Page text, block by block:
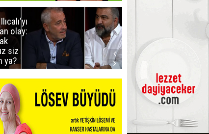
olay:
siz
ya?
buluşma